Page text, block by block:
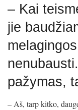
– Kai
jie
pažymas,
– Aš, tarp kitko,